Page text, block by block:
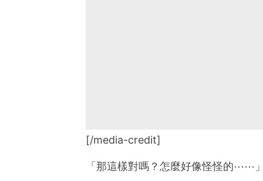
[/media-credit]
「那這樣對嗎？怎麼好像怪怪的⋯⋯